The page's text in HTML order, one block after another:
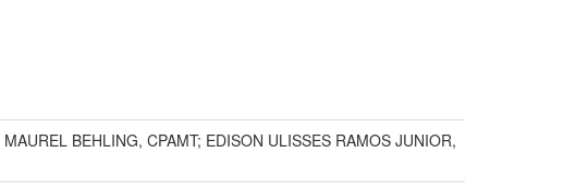
BEHLING, CPAMT; EDISON ULISSES RAMOS JUNIOR,